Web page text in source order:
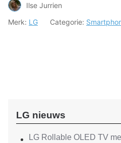
Ilse Jurrien
Merk: LG Categorie:
LG nieuws
LG Rollable OLED TV